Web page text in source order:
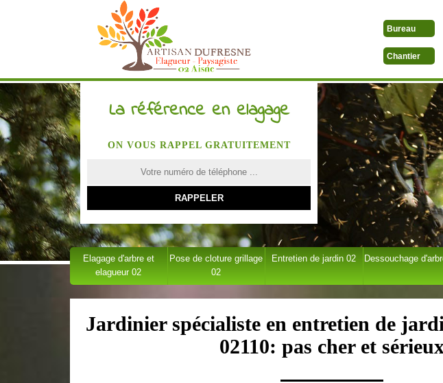
Bureau
Chantier
La référence en elagage
ON VOUS RAPPEL GRATUITEMENT
Elagage d'arbre et
elagueur 02
Pose de cloture grillage
02
Entretien de jardin 02 Dessouchage
Jardinier spécialiste en entretien de
02110: pas cher et